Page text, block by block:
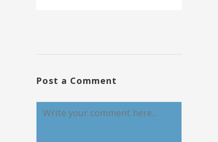
Post a Comment